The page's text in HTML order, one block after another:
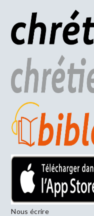
Nous écrire